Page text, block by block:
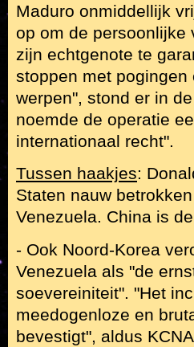
Maduro onmiddellijk
op om de persoonlijke
zijn echtgenote te
stoppen met
werpen", stond er in
noemde de operatie
internationaal recht".
Tussen haakjes:
Staten nauw
Venezuela. China is
- Ook Noord-Korea
Venezuela als "de
soevereiniteit". "Het
meedogenloze en
bevestigt", aldus